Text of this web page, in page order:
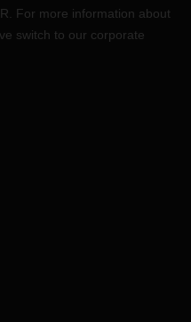
For more information about
switch to our corporate